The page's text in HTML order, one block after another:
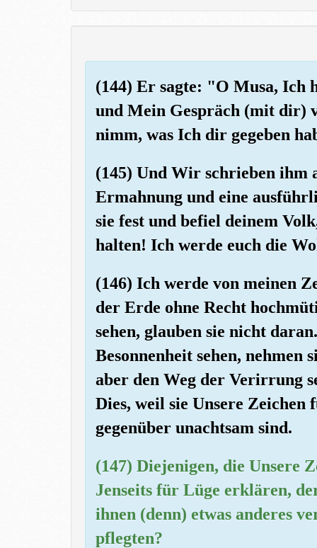
(144) Er sagte: "O Musa, Ich
und Mein Gespräch (mit dir)
nimm, was Ich dir gegeben
(145) Und Wir schrieben ihm
Ermahnung und eine
sie fest und befiel deinem
halten! Ich werde euch die
(146) Ich werde von meinen
der Erde ohne Recht
sehen, glauben sie nicht
Besonnenheit sehen, nehmen
aber den Weg der Verirrung
Dies, weil sie Unsere
gegenüber unachtsam sind.
(147) Diejenigen, die Unsere
Jenseits für Lüge erklären,
ihnen (denn) etwas anderes
pflegten?